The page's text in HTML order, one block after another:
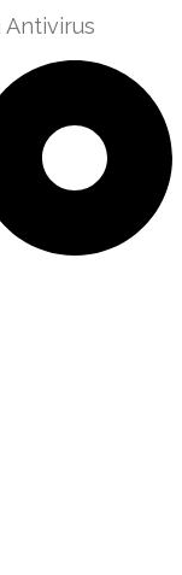
Antivirus